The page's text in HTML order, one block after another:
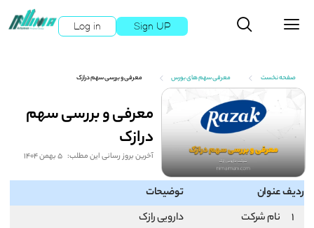
Log in Sign UP
صفحه نخست معرفی سهم های بورس معرفی و بررسی سهم درازک
معرفی و بررسی سهم
درازک
آخرین بروز رسانی این مطلب: 5 بهمن 1404
ردیفعنوان
توضیحات
1
نام شرکت
دارویی رازک